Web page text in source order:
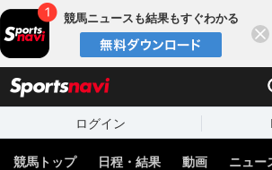
競馬ニュースも結果もすぐわかる
ログイン
競馬トップ 日程・結果 動画 ニュー